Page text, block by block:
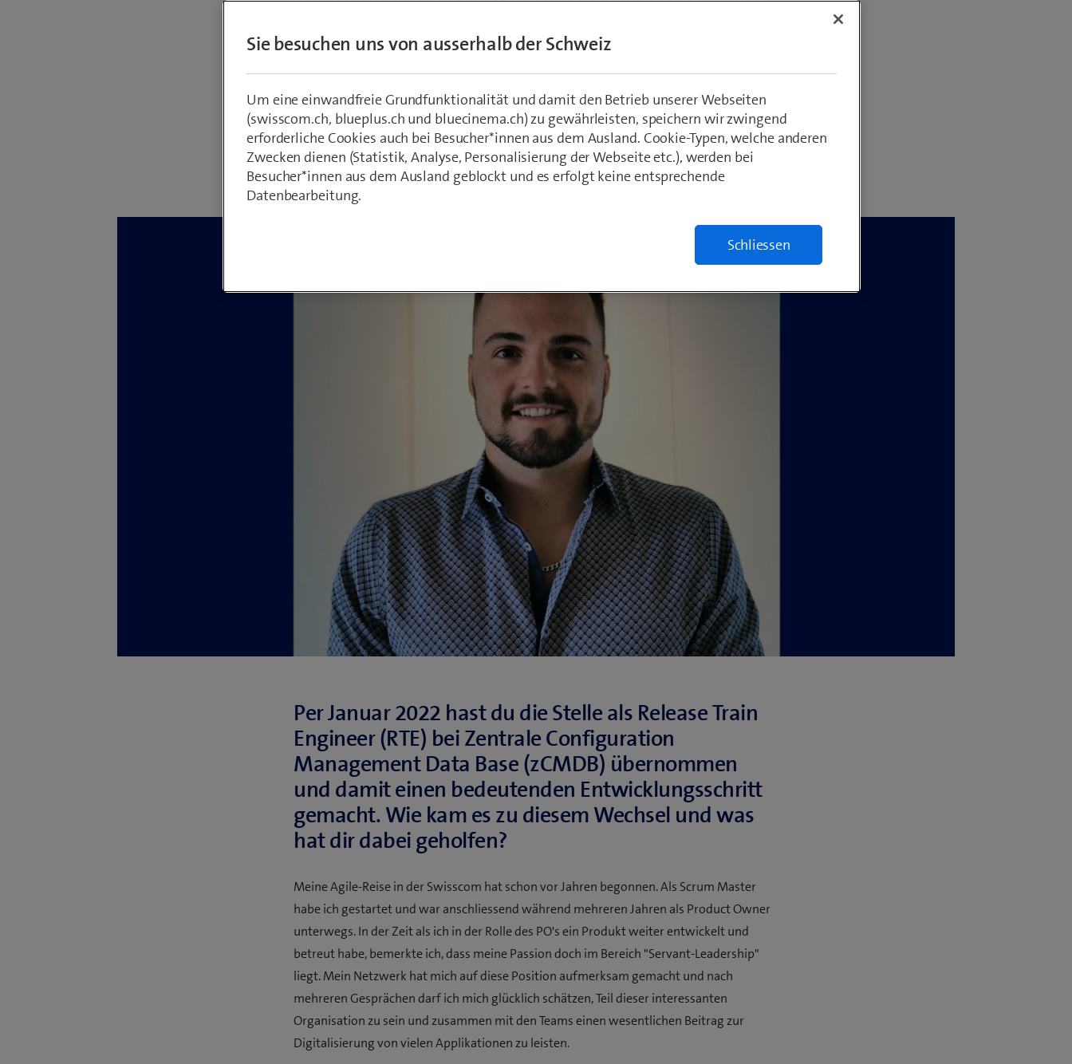
beruflich weiter. Heute berichten wir von Kevin Schmid,
welcher den Schritt vom Product Owner zum Release Train
Engineer gemacht hat. Viel Spass beim lesen!
VonAline Bosshart
24. Mai 2022
Per Januar 2022 hast du die Stelle als Release Train
Engineer (RTE) bei Zentrale Configuration
Management Data Base (zCMDB) übernommen
und damit einen bedeutenden Entwicklungsschritt
gemacht. Wie kam es zu diesem Wechsel und was
hat dir dabei geholfen?
Meine Agile-Reise in der Swisscom hat schon vor Jahren begonnen. Als Scrum Master
habe ich gestartet und war anschliessend während mehreren Jahren als Product Owner
unterwegs. In der Zeit als ich in der Rolle des PO's ein Produkt weiter entwickelt und
betreut habe, bemerkte ich, dass meine Passion doch im Bereich "Servant-Leadership"
liegt. Mein Netzwerk hat mich auf diese Position aufmerksam gemacht und nach
mehreren Gesprächen darf ich mich glücklich schätzen, Teil dieser interessanten
Organisation zu sein und zusammen mit den Teams einen wesentlichen Beitrag zur
Digitalisierung von vielen Applikationen zu leisten.
Sie besuchen uns von ausserhalb der Schweiz
Um eine einwandfreie Grundfunktionalität und damit den Betrieb unserer Webseiten
(swisscom.ch, blueplus.ch und bluecinema.ch) zu gewährleisten, speichern wir zwingend
erforderliche Cookies auch bei Besucher*innen aus dem Ausland. Cookie-Typen, welche anderen
Zwecken dienen (Statistik, Analyse, Personalisierung der Webseite etc.), werden bei
Besucher*innen aus dem Ausland geblockt und es erfolgt keine entsprechende
Datenbearbeitung.
Schliessen